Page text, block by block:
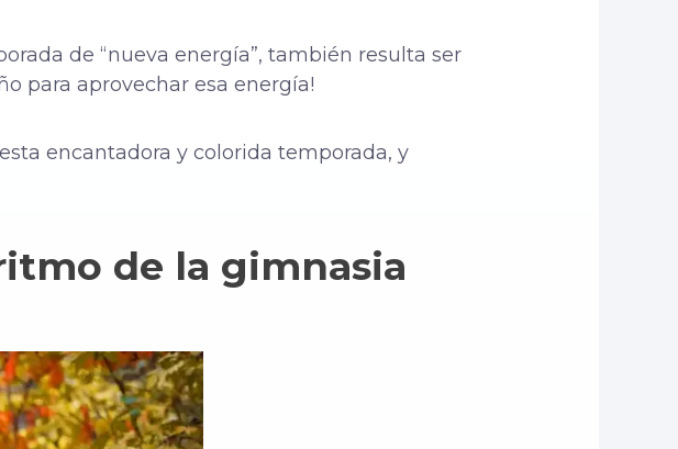
de “nueva energía”, también resulta ser
para aprovechar esa energía!
encantadora y colorida temporada, y
de la gimnasia